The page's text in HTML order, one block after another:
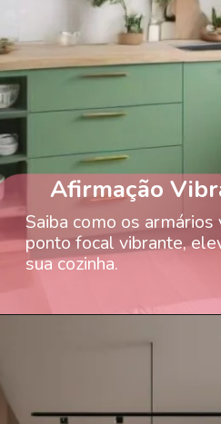
Afirmação
Saiba como os
ponto focal vibrante,
sua cozinha.